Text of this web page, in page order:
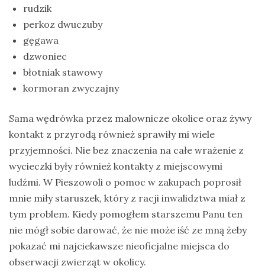
rudzik
perkoz dwuczuby
gęgawa
dzwoniec
błotniak stawowy
kormoran zwyczajny
Sama wędrówka przez malownicze okolice oraz żywy
kontakt z przyrodą również sprawiły mi wiele
przyjemności. Nie bez znaczenia na całe wrażenie z
wycieczki były również kontakty z miejscowymi
ludźmi. W Pieszowoli o pomoc w zakupach poprosił
mnie miły staruszek, który z racji inwalidztwa miał z
tym problem. Kiedy pomogłem starszemu Panu ten
nie mógł sobie darować, że nie może iść ze mną żeby
pokazać mi najciekawsze nieoficjalne miejsca do
obserwacji zwierząt w okolicy.